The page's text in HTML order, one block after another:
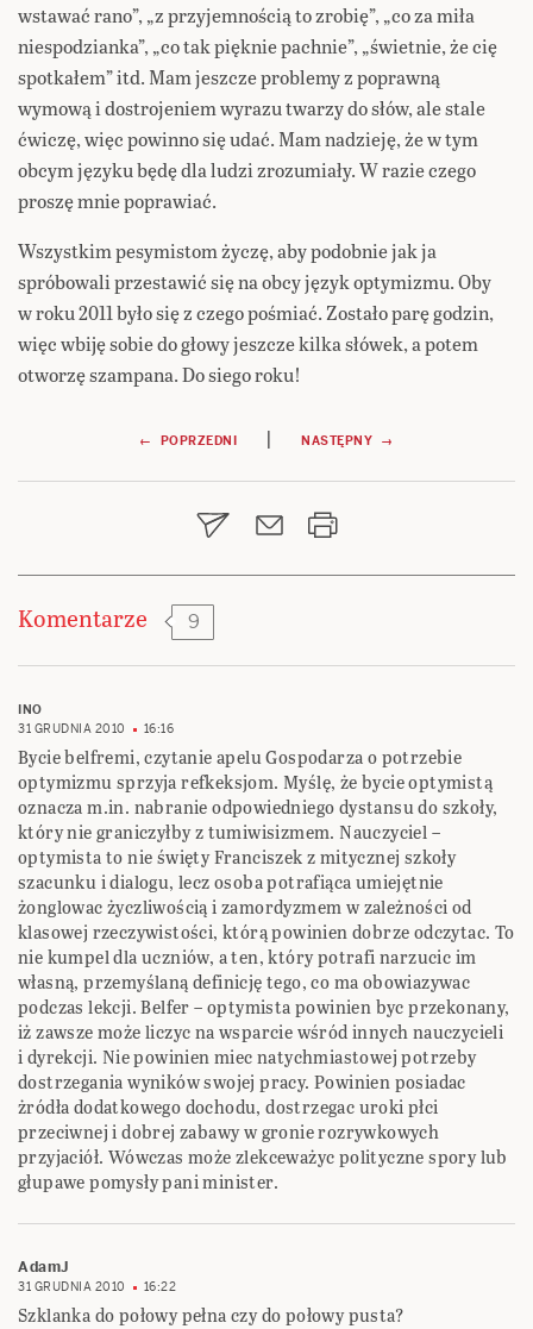
wstawać rano”, „z przyjemnością to zrobię”, „co za miła
niespodzianka”, „co tak pięknie pachnie”, „świetnie, że cię
spotkałem” itd. Mam jeszcze problemy z poprawną
wymową i dostrojeniem wyrazu twarzy do słów, ale stale
ćwiczę, więc powinno się udać. Mam nadzieję, że w tym
obcym języku będę dla ludzi zrozumiały. W razie czego
proszę mnie poprawiać.
Wszystkim pesymistom życzę, aby podobnie jak ja
spróbowali przestawić się na obcy język optymizmu. Oby
w roku 2011 było się z czego pośmiać. Zostało parę godzin,
więc wbiję sobie do głowy jeszcze kilka słówek, a potem
otworzę szampana. Do siego roku!
Nawigacja
wpisu
← POPRZEDNI | NASTĘPNY →
Komentarze 9
INO
31 GRUDNIA 2010
16:16
Bycie belfremi, czytanie apelu Gospodarza o potrzebie
optymizmu sprzyja refkeksjom. Myślę, że bycie optymistą
oznacza m.in. nabranie odpowiedniego dystansu do szkoły,
który nie graniczyłby z tumiwisizmem. Nauczyciel –
optymista to nie święty Franciszek z mitycznej szkoły
szacunku i dialogu, lecz osoba potrafiąca umiejętnie
żonglowac życzliwością i zamordyzmem w zależności od
klasowej rzeczywistości, którą powinien dobrze odczytac. To
nie kumpel dla uczniów, a ten, który potrafi narzucic im
własną, przemyślaną definicję tego, co ma obowiazywac
podczas lekcji. Belfer – optymista powinien byc przekonany,
iż zawsze może liczyc na wsparcie wśród innych nauczycieli
i dyrekcji. Nie powinien miec natychmiastowej potrzeby
dostrzegania wyników swojej pracy. Powinien posiadac
żródła dodatkowego dochodu, dostrzegac uroki płci
przeciwnej i dobrej zabawy w gronie rozrywkowych
przyjaciół. Wówczas może zlekceważyc polityczne spory lub
głupawe pomysły pani minister.
AdamJ
31 GRUDNIA 2010 16:22
Szklanka do połowy pełna czy do połowy pusta?